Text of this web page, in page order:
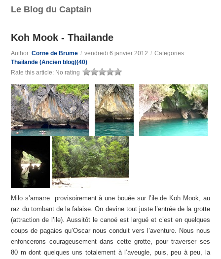
Le Blog du Captain
Koh Mook - Thailande
Author:Corne de Brume / vendredi 6 janvier 2012 / Categories:
Thaïlande (Ancien blog)(40)
Rate this article: No rating
Milo s’amarre provisoirement à une bouée sur l’ile de Koh Mook, au
raz du tombant de la falaise. On devine tout juste l’entrée de la grotte
(attraction de l’ile). Aussitôt le canoë est largué et c’est en quelques
coups de pagaies qu’Oscar nous conduit vers l’aventure. Nous nous
enfoncerons courageusement dans cette grotte, pour traverser ses
80 m dont quelques uns totalement à l’aveugle, puis, peu à peu, la